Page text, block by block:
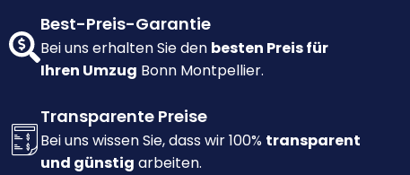
Best-Preis-Garantie
Bei uns erhalten Sie den besten Preis für
Ihren Umzug Bonn Montpellier.
Transparente Preise
Bei uns wissen Sie, dass wir 100% transparent
und günstig arbeiten.